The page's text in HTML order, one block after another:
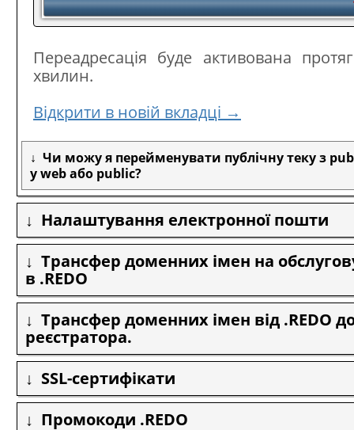
Переадресація буде активована
хвилин.
Відкрити в новій вкладці →
Чи можу я перейменувати публічну теку з
у web або public?
Налаштування електронної пошти
Трансфер доменних імен на
в .REDO
Трансфер доменних імен від .REDO
реєстратора.
SSL-сертифікати
Промокоди .REDO